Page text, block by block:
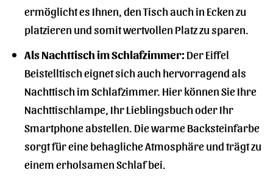
ermöglicht es Ihnen, den Tisch auch in Ecken zu
platzieren und somit wertvollen Platz zu sparen.
Als Nachttisch im Schlafzimmer:Der Eiffel
Beistelltisch eignet sich auch hervorragend als
Nachttisch im Schlafzimmer. Hier können Sie Ihre
Nachttischlampe, Ihr Lieblingsbuch oder Ihr
Smartphone abstellen. Die warme Backsteinfarbe
sorgt für eine behagliche Atmosphäre und trägt zu
einem erholsamen Schlaf bei.